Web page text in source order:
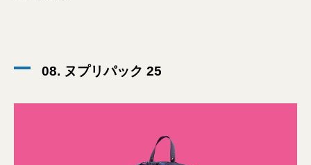
08. ヌプリパック 25